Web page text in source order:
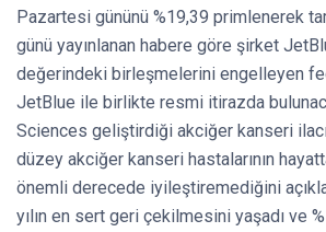
Pazartesi gününü %19,39 primlenerek
günü yayınlanan habere göre şirket
değerindeki birleşmelerini engelleyen
JetBlue ile birlikte resmi itirazda
Sciences geliştirdiği akciğer kanseri
düzey akciğer kanseri hastalarının
önemli derecede iyileştiremediğini
yılın en sert geri çekilmesini yaşadı ve